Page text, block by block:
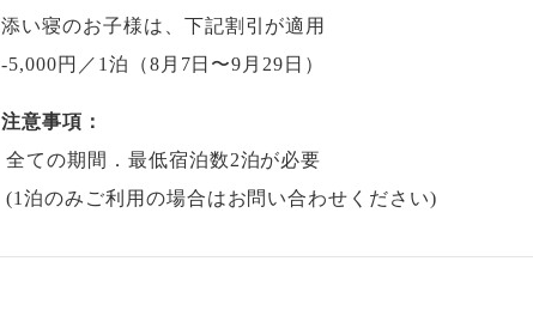
添い寝のお子様は、下記割引が適用
-5,000円 ／1泊 （8月7日〜9月29日）
注意事項：
全ての期間．最低宿泊数2泊が必要
(1泊のみご利用の場合はお問い合わせください)